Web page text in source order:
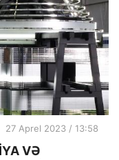
27 Aprel 2023 / 13:58
VƏ